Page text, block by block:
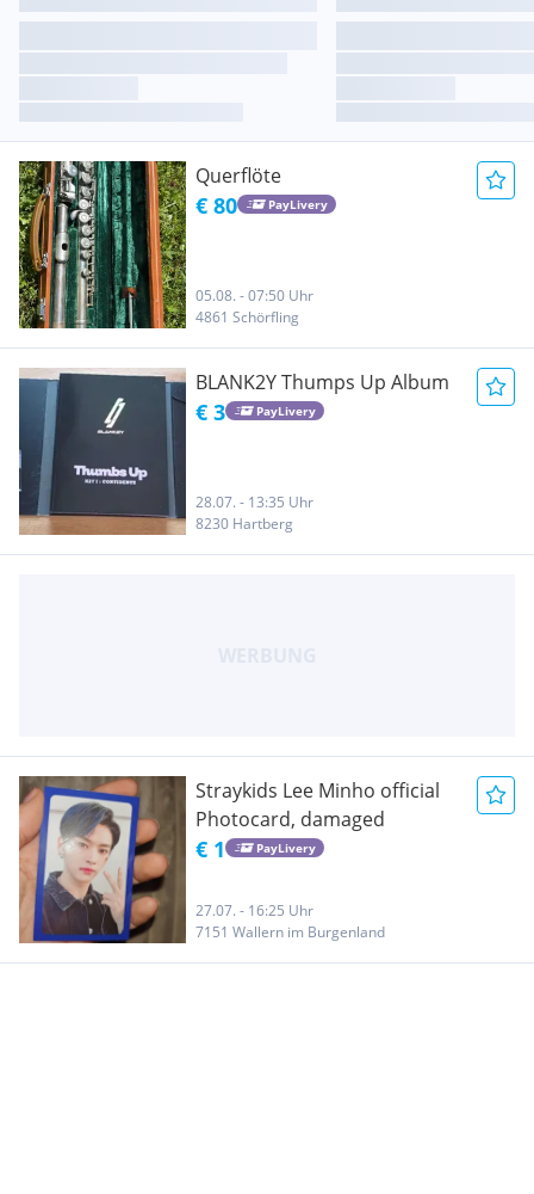
Querflöte
€ 80 PayLivery
05.08. - 07:50 Uhr
4861 Schörfling
BLANK2Y Thumps Up Album
€ 3 PayLivery
28.07. - 13:35 Uhr
8230 Hartberg
Straykids Lee Minho official
Photocard, damaged
€ 1 PayLivery
27.07. - 16:25 Uhr
7151 Wallern im Burgenland